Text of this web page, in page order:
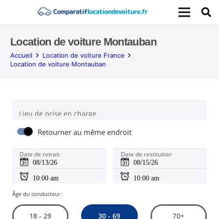
Location de voiture Montauban
Accueil
Location de voiture France
Location de voiture Montauban
Lieu de prise en charge
Retourner au même endroit
Date de retrait Date de restitution
Âge du conducteur :
18 - 29 30 - 69 70+